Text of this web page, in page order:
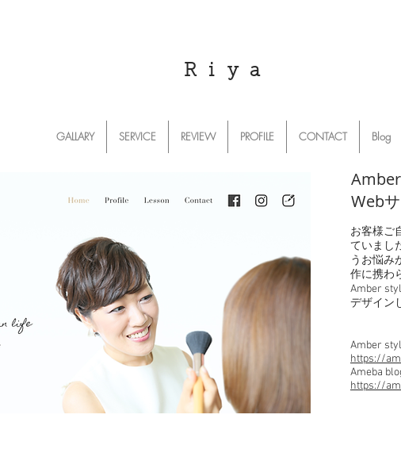
R i y a
GALLARY SERVICE REVIEW PROFILE CONTACT Blog
Web
お客様ご
ていまし
うお悩み
作に携わ
Amber
デザイン
Amber
https://
Ameba
https://